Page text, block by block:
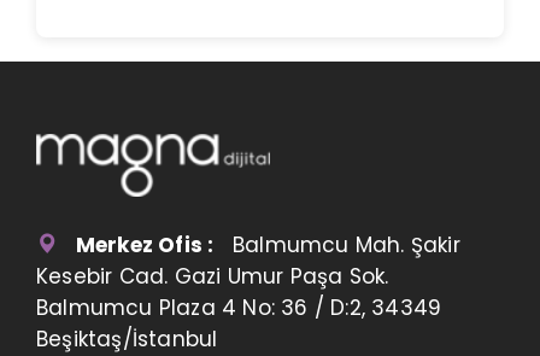
Merkez Ofis : Balmumcu Mah. Şakir
Kesebir Cad. Gazi Umur Paşa Sok.
Balmumcu Plaza 4 No: 36 / D:2, 34349
Beşiktaş/İstanbul